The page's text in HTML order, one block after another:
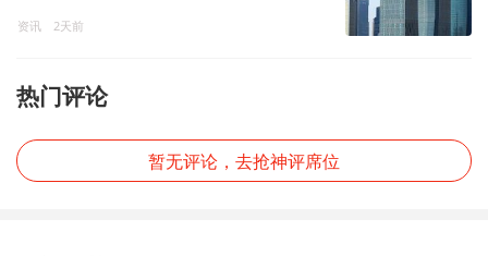
资讯 2天前
热门评论
暂无评论，去抢神评席位